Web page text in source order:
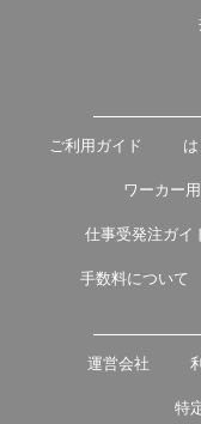
ご利用ガイド
ワーカー
仕事受発注ガイ
手数料について
運営会社
特